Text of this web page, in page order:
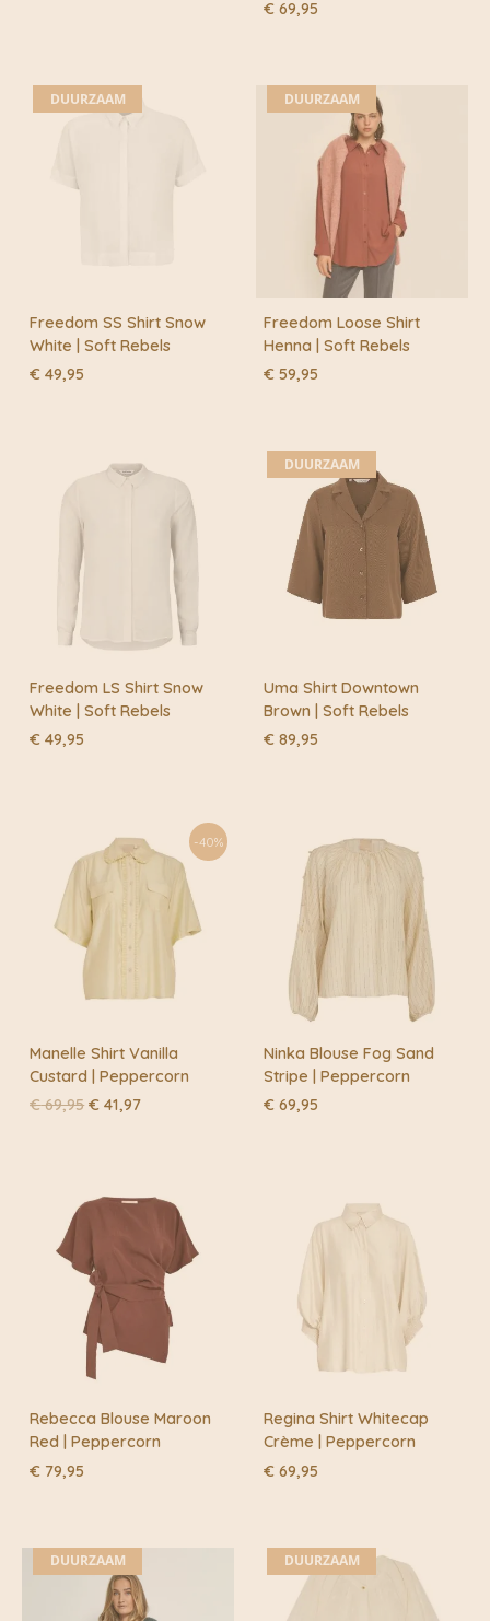
€ 69,95
DUURZAAM
Freedom SS Shirt Snow
White | Soft Rebels
€ 49,95
DUURZAAM
Freedom Loose Shirt
Henna | Soft Rebels
€ 59,95
Freedom LS Shirt Snow
White | Soft Rebels
€ 49,95
DUURZAAM
Uma Shirt Downtown
Brown | Soft Rebels
€ 89,95
-40%
Manelle Shirt Vanilla
Custard | Peppercorn
€69,95 Oorspronkelijke
€ 41,97Huidige
Ninka Blouse Fog Sand
Stripe | Peppercorn
€ 69,95
Rebecca Blouse Maroon
Red | Peppercorn
€ 79,95
Regina Shirt Whitecap
Crème | Peppercorn
€ 69,95
DUURZAAM DUURZAAM